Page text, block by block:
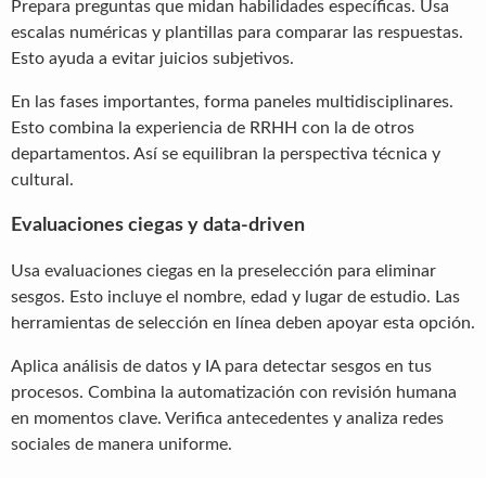
Prepara preguntas que midan habilidades específicas. Usa
escalas numéricas y plantillas para comparar las respuestas.
Esto ayuda a evitar juicios subjetivos.
En las fases importantes, forma paneles multidisciplinares.
Esto combina la experiencia de RRHH con la de otros
departamentos. Así se equilibran la perspectiva técnica y
cultural.
Evaluaciones ciegas y data-driven
Usa evaluaciones ciegas en la preselección para eliminar
sesgos. Esto incluye el nombre, edad y lugar de estudio. Las
herramientas de selección en línea deben apoyar esta opción.
Aplica análisis de datos y IA para detectar sesgos en tus
procesos. Combina la automatización con revisión humana
en momentos clave. Verifica antecedentes y analiza redes
sociales de manera uniforme.